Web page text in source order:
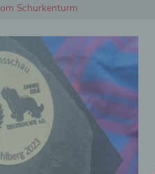
Schurkenturm